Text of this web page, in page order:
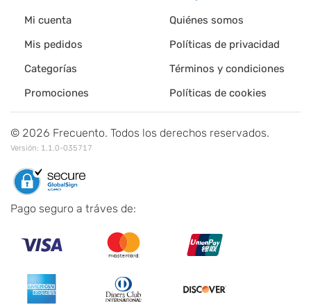
Mi cuenta
Mis pedidos
Categorías
Promociones
Quiénes somos
Políticas de privacidad
Términos y condiciones
Políticas de cookies
© 2026 Frecuento. Todos los derechos reservados.
Versión: 1.1.0-035717
Pago seguro a tráves de: